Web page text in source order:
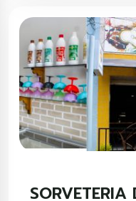
SORVETERIA